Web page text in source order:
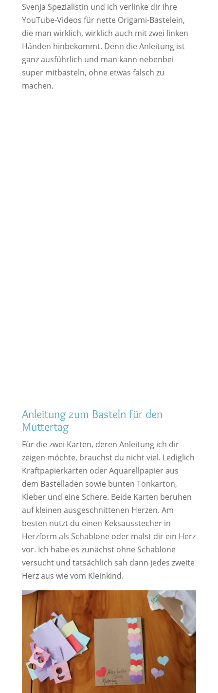
Svenja Spezialistin und ich verlinke dir ihre
YouTube-Videos für nette Origami-Bastelein,
die man wirklich, wirklich auch mit zwei linken
Händen hinbekommt. Denn die Anleitung ist
ganz ausführlich und man kann nebenbei
super mitbasteln, ohne etwas falsch zu
machen.
Anleitung zum Basteln für den
Muttertag
Für die zwei Karten, deren Anleitung ich dir
zeigen möchte, brauchst du nicht viel. Lediglich
Kraftpapierkarten oder Aquarellpapier aus
dem Bastelladen sowie bunten Tonkarton,
Kleber und eine Schere. Beide Karten beruhen
auf kleinen ausgeschnittenen Herzen. Am
besten nutzt du einen Keksausstecher in
Herzform als Schablone oder malst dir ein Herz
vor. Ich habe es zunächst ohne Schablone
versucht und tatsächlich sah dann jedes zweite
Herz aus wie vom Kleinkind.